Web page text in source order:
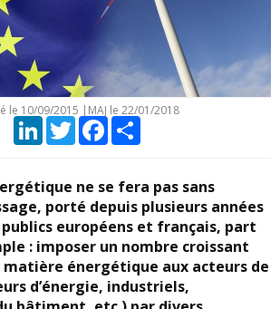
le 10/09/2015 | MAJ le 22/01/2018
LinkedInTwitterFacebook
ne se fera pas sans
porté depuis plusieurs années
européens et français, part
: imposer un nombre croissant
matière énergétique aux acteurs de
d’énergie, industriels,